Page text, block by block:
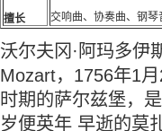
擅长 交响曲、协奏曲、钢琴
沃尔夫冈·阿玛多伊
Mozart，1756年1
时期的萨尔兹堡，
岁便英年 早逝的莫